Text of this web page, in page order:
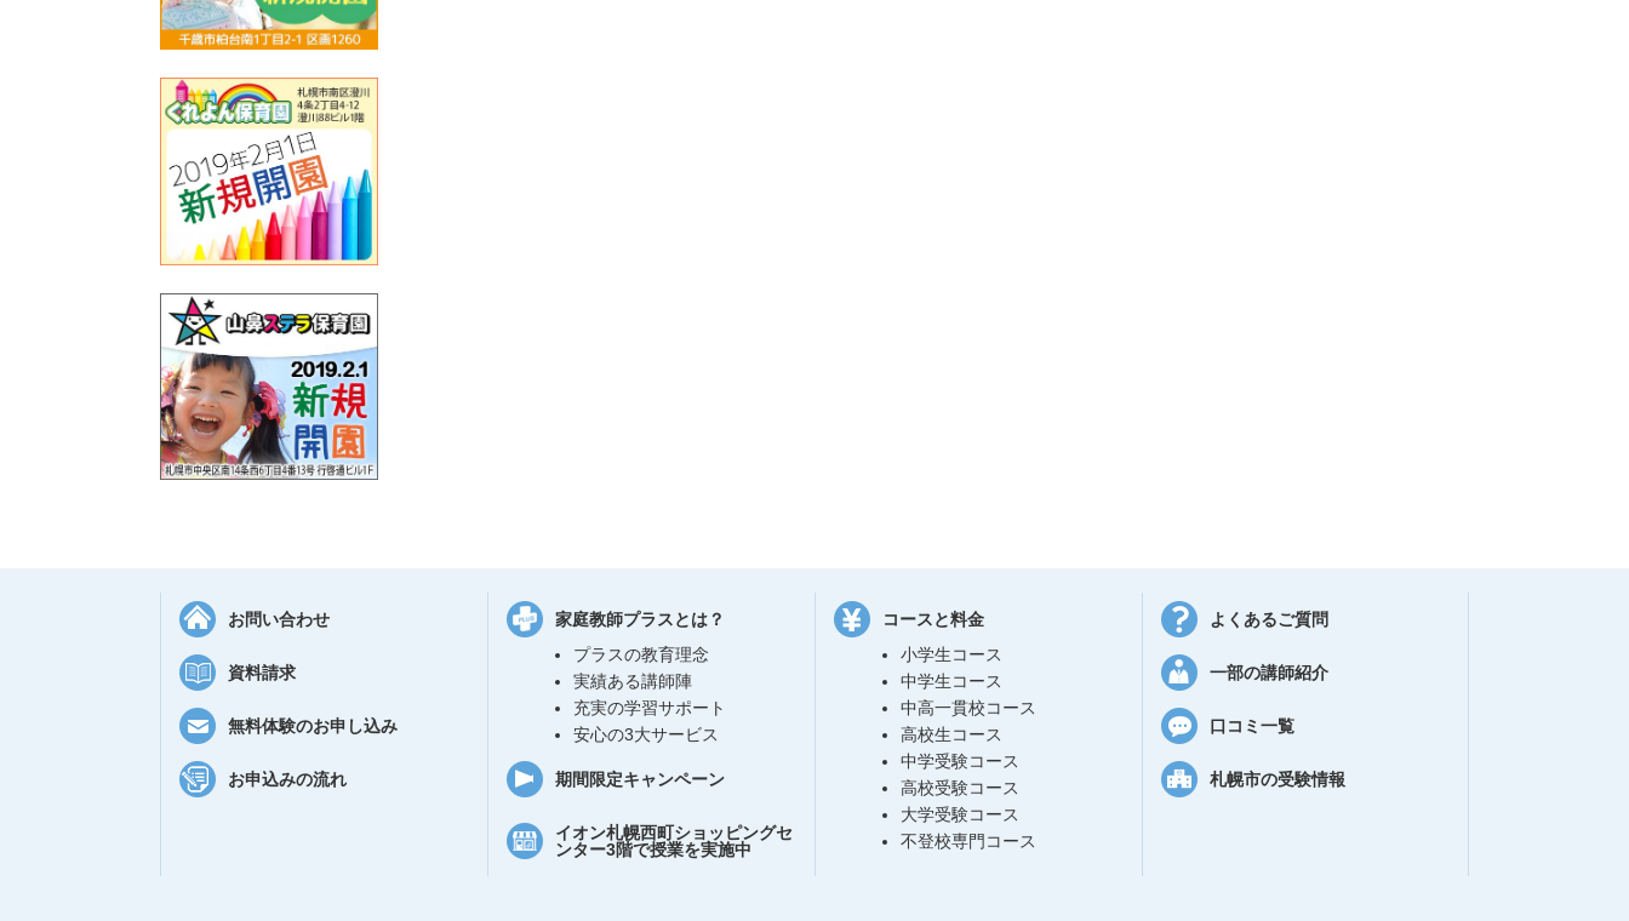
お問い合わせ
資料請求
無料体験のお申し込み
お申込みの流れ
家庭教師プラスとは？
プラスの教育理念
実績ある講師陣
充実の学習サポート
安心の3大サービス
期間限定キャンペーン
イオン札幌西町ショッピングセ
ンター3階で授業を実施中
コースと料金
小学生コース
中学生コース
中高一貫校コース
高校生コース
中学受験コース
高校受験コース
大学受験コース
不登校専門コース
よくあるご質問
一部の講師紹介
口コミ一覧
札幌市の受験情報